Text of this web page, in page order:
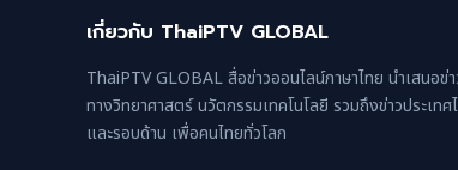
เกี่ยวกับ ThaiPTV GLOBAL
ThaiPTV GLOBAL สื่อข่าวออนไลน์ภาษาไทย นำเสนอข่
ทางวิทยาศาสตร์ นวัตกรรมเทคโนโลยี รวมถึงข่าวประเท
และรอบด้าน เพื่อคนไทยทั่วโลก